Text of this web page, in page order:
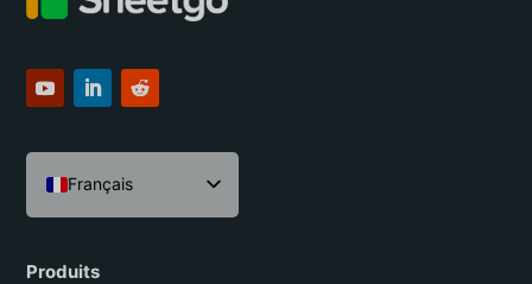
Français
English
Español
Produits